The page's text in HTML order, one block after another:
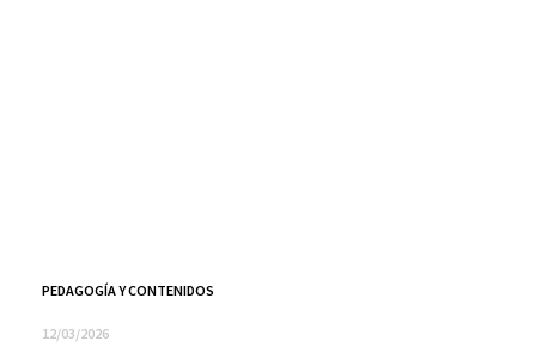
PEDAGOGÍA Y CONTENIDOS
12/03/2026